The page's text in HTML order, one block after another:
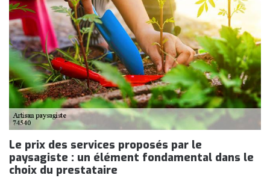
Le prix des services proposés par le
paysagiste : un élément fondamental dans le
choix du prestataire